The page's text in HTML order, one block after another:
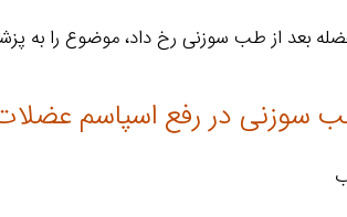
بعد از طب سوزنی رخ داد، موضوع را به
سوزنی در رفع اسپاسم